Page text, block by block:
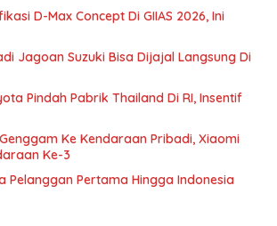
D-Max Concept Di GIIAS 2026, Ini
Jagoan Suzuki Bisa Dijajal Langsung Di
Pindah Pabrik Thailand Di RI, Insentif
Ke Kendaraan Pribadi, Xiaomi
Ke-3
Pelanggan Pertama Hingga Indonesia